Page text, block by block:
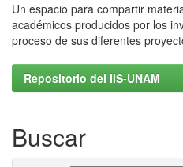
Un espacio para compartir
académicos producidos por los
proceso de sus diferentes
Repositorio del IIS-UNAM
Buscar